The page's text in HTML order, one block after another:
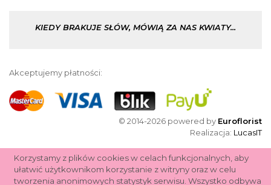
KIEDY BRAKUJE SŁÓW, MÓWIĄ ZA NAS KWIATY...
Akceptujemy płatności:
© 2014-2026 powered by Euroflorist
Realizacja: LucasIT
Korzystamy z plików cookies w celach funkcjonalnych, aby
ułatwić użytkownikom korzystanie z witryny oraz w celu
tworzenia anonimowych statystyk serwisu. Wszystko odbywa